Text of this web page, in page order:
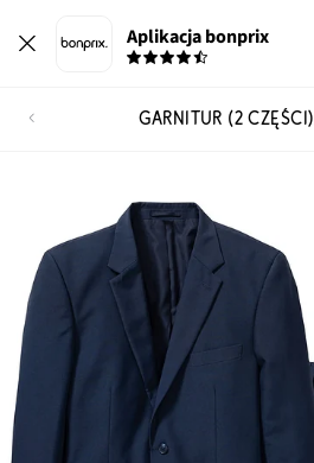
Aplikacja bonprix
GARNITUR (2